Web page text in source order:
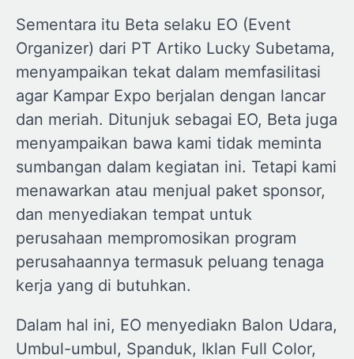
Sementara itu Beta selaku EO (Event
Organizer) dari PT Artiko Lucky Subetama,
menyampaikan tekat dalam memfasilitasi
agar Kampar Expo berjalan dengan lancar
dan meriah. Ditunjuk sebagai EO, Beta juga
menyampaikan bawa kami tidak meminta
sumbangan dalam kegiatan ini. Tetapi kami
menawarkan atau menjual paket sponsor,
dan menyediakan tempat untuk
perusahaan mempromosikan program
perusahaannya termasuk peluang tenaga
kerja yang di butuhkan.
Dalam hal ini, EO menyediakn Balon Udara,
Umbul-umbul, Spanduk, Iklan Full Color,